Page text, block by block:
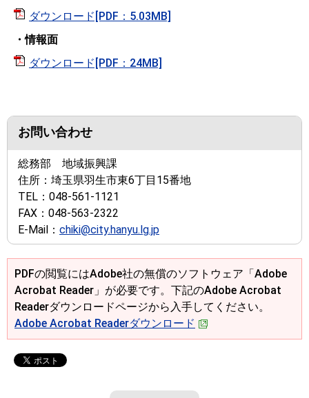
ダウンロード[PDF：5.03MB]
・情報面
ダウンロード[PDF：24MB]
お問い合わせ
総務部 地域振興課
住所： 埼玉県羽生市東6丁目15番地
TEL： 048-561-1121
FAX： 048-563-2322
E-Mail： chiki@city.hanyu.lg.jp
PDFの閲覧にはAdobe社の無償のソフトウェア「Adobe
Acrobat Reader」が必要です。下記のAdobe Acrobat
Readerダウンロードページから入手してください。
Adobe Acrobat Readerダウンロード